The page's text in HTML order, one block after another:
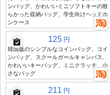
ンバッグ、かわいいミニソフトキーの散
らかった収納バッグ、学生向けヘッドホ
ンケース
125 円
韓国版のシンプルなコインバッグ、コイ
ンバッグ、スクールガールキャンバス、
かわいいキーバッグ、ミニクラッチ、小
さなバッグ
211 円